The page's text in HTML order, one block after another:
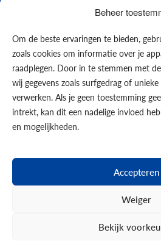
Beheer
Om de beste ervaringen te bieden,
zoals cookies om informatie over je
raadplegen. Door in te stemmen met
wij gegevens zoals surfgedrag of
verwerken. Als je geen toestemming
intrekt, kan dit een nadelige invloed
en mogelijkheden.
Accepteren
Weiger
Bekijk
Ondernemen op Bonaire
Economie
Regering
Infrastructuur
Algemeen
Contact opnemen
Events